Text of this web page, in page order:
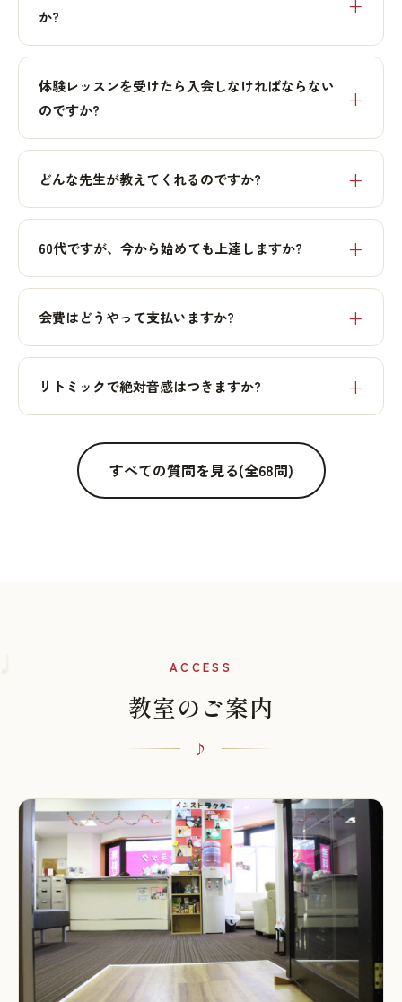
か?
体験レッスンを受けたら入会しなければならない
のですか?
どんな先生が教えてくれるのですか?
60代ですが、今から始めても上達しますか?
会費はどうやって支払いますか?
リトミックで絶対音感はつきますか?
すべての質問を見る(全68問)
ACCESS
教室のご案内